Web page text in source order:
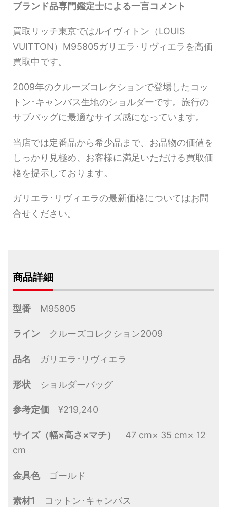
ブランド品専門鑑定士による一言コメント
買取リッチ東京ではルイヴィトン（LOUIS
VUITTON）M95805ガリエラ･リヴィエラを高価
買取中です。
2009年のクルーズコレクションで登場したコッ
トン･キャンバス生地のショルダーです。旅行の
サブバッグに最適なサイズ感になっています。
当店では定番品から希少品まで、お品物の価値を
しっかり見極め、お客様に満足いただける買取価
格を提示しております。
ガリエラ･リヴィエラの最新価格についてはお問
合せください。
商品詳細
型番 M95805
ライン クルーズコレクション2009
品名 ガリエラ･リヴィエラ
形状 ショルダーバッグ
参考定価 ¥219,240
サイズ（幅×高さ×マチ）
47 cm× 35 cm× 12
cm
金具色ゴールド
素材1 コットン･キャンバス